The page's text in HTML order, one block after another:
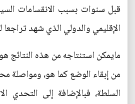
قبل سنوات بسبب الانقسامات
الإقليمي والدولي الذي شهد
مايمكن استنتاجه من هذه النتائج
من إبقاء الوضع كما هو، ومواصلة
السلطة، فبالإضافة إلى التحدي